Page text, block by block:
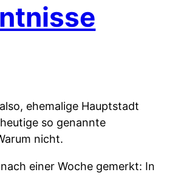
ehemalige Hauptstadt
so genannte
nicht.
einer Woche gemerkt: In